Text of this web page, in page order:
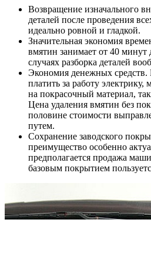
Возвращение изначального
деталей после проведения
идеально ровной и гладкой.
Значительная экономия
вмятин занимает от 40
случаях разборка деталей
Экономия денежных средств.
платить за работу электрику,
на покрасочный материал,
Цена удаления вмятин без
половине стоимости
путем.
Сохранение заводского
преимущество особенно
предполагается продажа
базовым покрытием